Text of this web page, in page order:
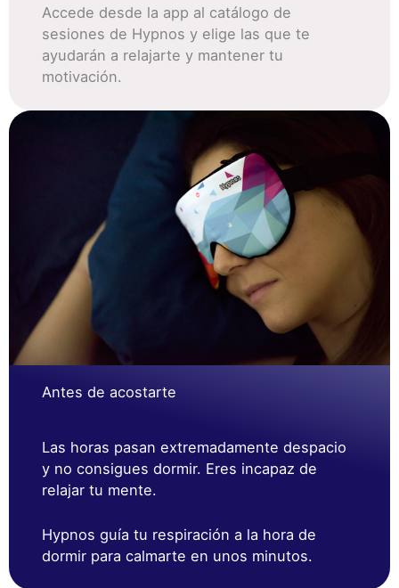
Accede desde la app al catálogo de
sesiones de Hypnos y elige las que te
ayudarán a relajarte y mantener tu
motivación.
Antes de acostarte
Las horas pasan extremadamente despacio
y no consigues dormir. Eres incapaz de
relajar tu mente.
Hypnos guía tu respiración a la hora de
dormir para calmarte en unos minutos.